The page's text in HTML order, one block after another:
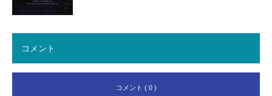
コメント
コメント ( 0 )